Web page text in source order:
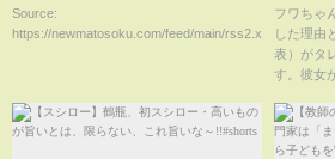
と治らないが手術したら死んで
しまう」→その様子をご覧くだ
Source:
https://newmatosoku.com/feed/main/rss2.xml...
ちゃん
除, #フ
んの謝
フワちゃ
した理由
表）がタ
す。彼女